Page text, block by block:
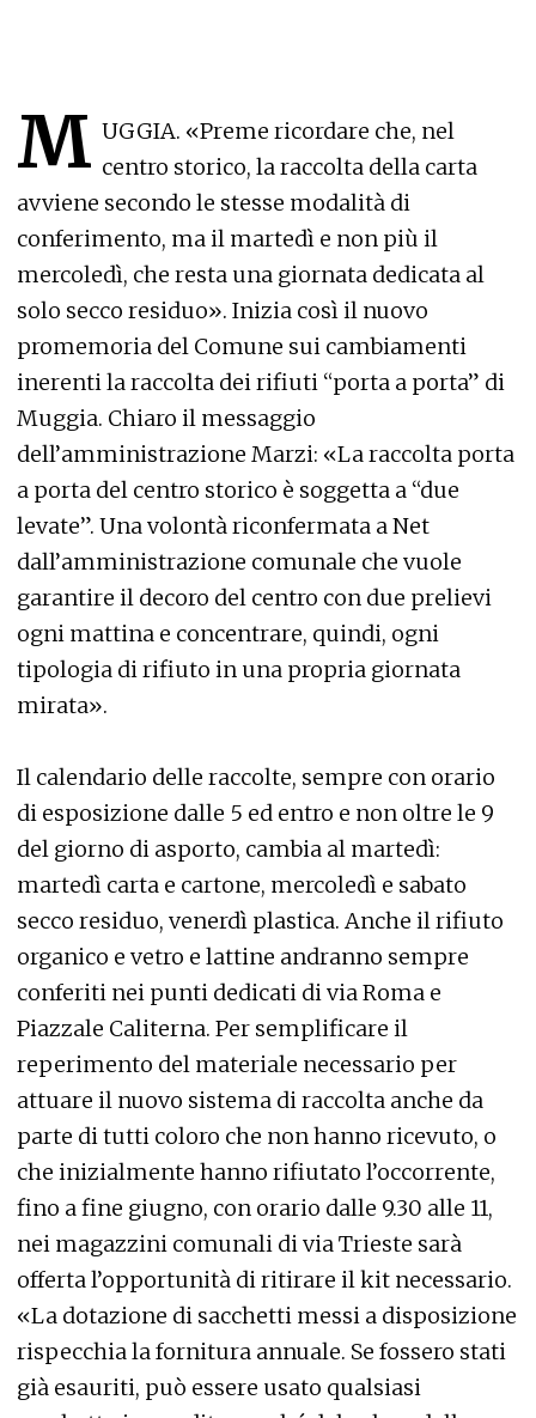
M UGGIA. «Preme ricordare che, nel
centro storico, la raccolta della carta
avviene secondo le stesse modalità di
conferimento, ma il martedì e non più il
mercoledì, che resta una giornata dedicata al
solo secco residuo». Inizia così il nuovo
promemoria del Comune sui cambiamenti
inerenti la raccolta dei rifiuti “porta a porta” di
Muggia. Chiaro il messaggio
dell’amministrazione Marzi: «La raccolta porta
a porta del centro storico è soggetta a “due
levate”. Una volontà riconfermata a Net
dall’amministrazione comunale che vuole
garantire il decoro del centro con due prelievi
ogni mattina e concentrare, quindi, ogni
tipologia di rifiuto in una propria giornata
mirata».
Il calendario delle raccolte, sempre con orario
di esposizione dalle 5 ed entro e non oltre le 9
del giorno di asporto, cambia al martedì:
martedì carta e cartone, mercoledì e sabato
secco residuo, venerdì plastica. Anche il rifiuto
organico e vetro e lattine andranno sempre
conferiti nei punti dedicati di via Roma e
Piazzale Caliterna. Per semplificare il
reperimento del materiale necessario per
attuare il nuovo sistema di raccolta anche da
parte di tutti coloro che non hanno ricevuto, o
che inizialmente hanno rifiutato l’occorrente,
fino a fine giugno, con orario dalle 9.30 alle 11,
nei magazzini comunali di via Trieste sarà
offerta l’opportunità di ritirare il kit necessario.
«La dotazione di sacchetti messi a disposizione
rispecchia la fornitura annuale. Se fossero stati
già esauriti, può essere usato qualsiasi